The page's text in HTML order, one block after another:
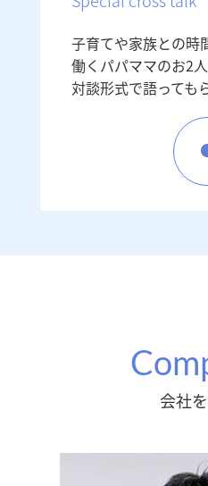
子育てや家族との時
働くパパママのお2
対談形式で語っても
会社